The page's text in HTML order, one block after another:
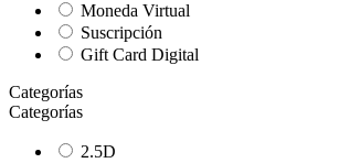
Moneda Virtual
Suscripción
Gift Card Digital
Categorías
Categorías
2.5D